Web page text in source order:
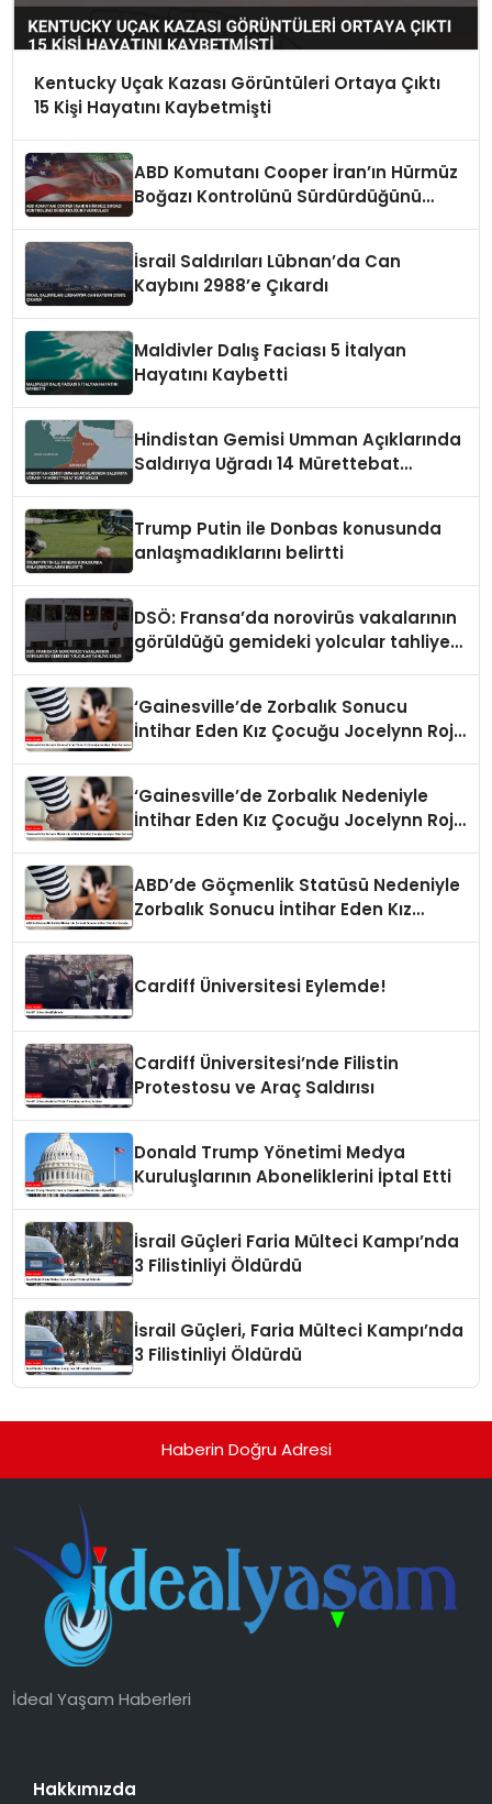
Kentucky Uçak Kazası Görüntüleri Ortaya Çıktı
15 Kişi Hayatını Kaybetmişti
ABD Komutanı Cooper İran’ın Hürmüz
Boğazı Kontrolünü Sürdürdüğünü
İsrail Saldırıları Lübnan’da Can
Kaybını 2988’e Çıkardı
Maldivler Dalış Faciası 5 İtalyan
Hayatını Kaybetti
Hindistan Gemisi Umman Açıklarında
Saldırıya Uğradı 14 Mürettebat
Trump Putin ile Donbas konusunda
anlaşmadıklarını belirtti
DSÖ: Fransa’da norovirüs vakalarının
görüldüğü gemideki yolcular tahliye
‘Gainesville’de Zorbalık Sonucu
İntihar Eden Kız Çocuğu Jocelynn Rojo
‘Gainesville’de Zorbalık Nedeniyle
İntihar Eden Kız Çocuğu Jocelynn Rojo
ABD’de Göçmenlik Statüsü Nedeniyle
Zorbalık Sonucu İntihar Eden Kız
Cardiff Üniversitesi Eylemde!
Cardiff Üniversitesi’nde Filistin
Protestosu ve Araç Saldırısı
Donald Trump Yönetimi Medya
Kuruluşlarının Aboneliklerini İptal Etti
İsrail Güçleri Faria Mülteci Kampı’nda
3 Filistinliyi Öldürdü
İsrail Güçleri, Faria Mülteci Kampı’nda
3 Filistinliyi Öldürdü
Haberin Doğru Adresi
İdeal Yaşam Haberleri
Hakkımızda